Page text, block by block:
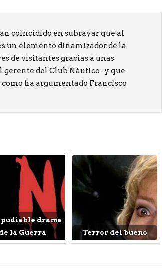
coincidido en subrayar que al
un elemento dinamizador de la
de visitantes gracias a unas
del Club Náutico- y que
ha argumentado Francisco
drama
la Guerra
Terror del bueno